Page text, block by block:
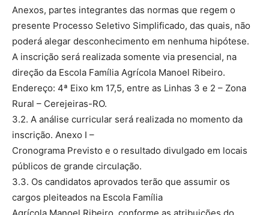
Anexos, partes integrantes das normas que regem o
presente Processo Seletivo Simplificado, das quais, não
poderá alegar desconhecimento em nenhuma hipótese.
A inscrição será realizada somente via presencial, na
direção da Escola Família Agrícola Manoel Ribeiro.
Endereço: 4ª Eixo km 17,5, entre as Linhas 3 e 2 – Zona
Rural – Cerejeiras-RO.
3.2. A análise curricular será realizada no momento da
inscrição. Anexo I –
Cronograma Previsto e o resultado divulgado em locais
públicos de grande circulação.
3.3. Os candidatos aprovados terão que assumir os
cargos pleiteados na Escola Família